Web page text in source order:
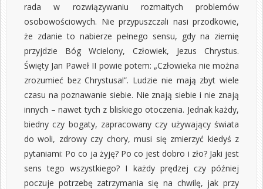
rada w rozwiązywaniu rozmaitych problemów
osobowościowych. Nie przypuszczali nasi przodkowie,
że zdanie to nabierze pełnego sensu, gdy na ziemię
przyjdzie Bóg Wcielony, Człowiek, Jezus Chrystus.
Święty Jan Paweł II powie potem: „Człowieka nie można
zrozumieć bez Chrystusa!”. Ludzie nie mają zbyt wiele
czasu na poznawanie siebie. Nie znają siebie i nie znają
innych – nawet tych z bliskiego otoczenia. Jednak każdy,
biedny czy bogaty, zapracowany czy używający świata
do woli, zdrowy czy chory, musi się zmierzyć kiedyś z
pytaniami: Po co ja żyję? Po co jest dobro i zło? Jaki jest
sens tego wszystkiego? I każdy prędzej czy później
poczuje potrzebę zatrzymania się na chwilę, jak przy